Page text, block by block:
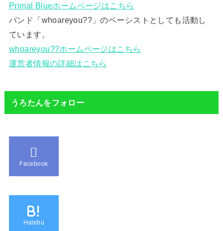
Primal Blueホームページはこちら
バンド「whoareyou??」のベーシストとしても活動し
ています。
whoareyou??ホームページはこちら
運営者情報の詳細はこちら
うろたんをフォロー
Facebook
B!
Hatebu